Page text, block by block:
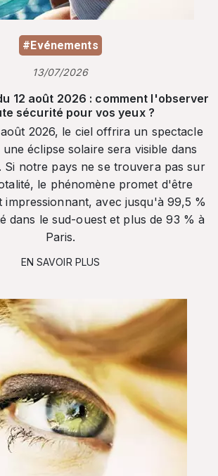
#Evénements
13/07/2026
12 août 2026 : comment l'observer
sécurité pour vos yeux ?
2026, le ciel offrira un spectacle
éclipse solaire sera visible dans
Si notre pays ne se trouvera pas sur
le phénomène promet d'être
impressionnant, avec jusqu'à 99,5 %
dans le sud-ouest et plus de 93 % à
Paris.
EN SAVOIR PLUS